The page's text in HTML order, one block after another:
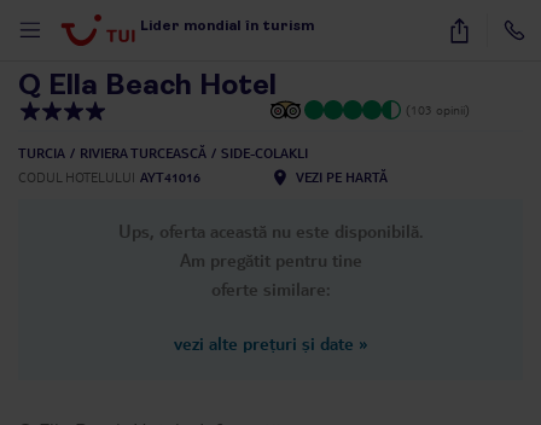
Lider mondial în turism 21
Q Ella Beach Hotel
(103 opinii)
TURCIA RIVIERA TURCEASCĂ
SIDE-COLAKLI
CODUL HOTELULUI AYT41016 VEZI PE HARTĂ
Ups, oferta această nu este disponibilă.
Am pregătit pentru tine
oferte similare:
vezi alte prețuri și date »